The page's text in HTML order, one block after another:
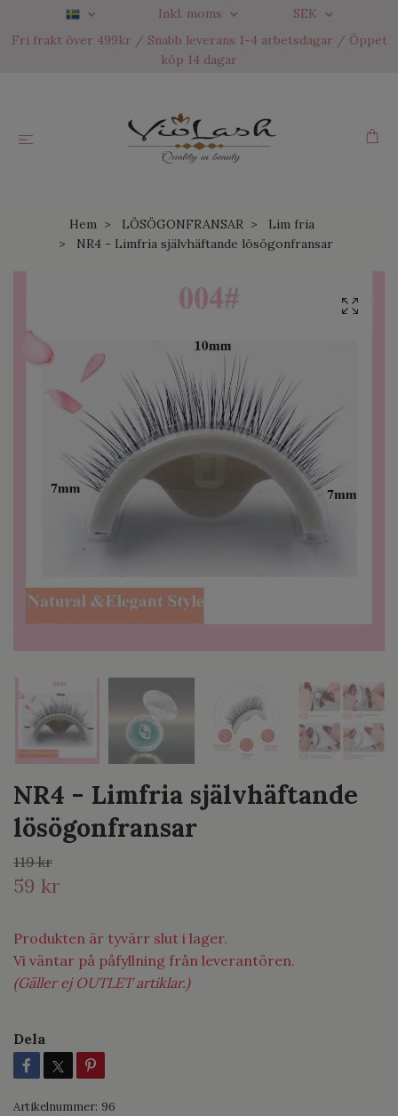
Inkl. moms
SEK
Fri frakt över 499kr / Snabb leverans 1-4 arbetsdagar / Öppet
köp 14 dagar
Hem LÖSÖGONFRANSAR
Lim fria
NR4 - Limfria självhäftande lösögonfransar
NR4 - Limfria självhäftande
lösögonfransar
119 kr
59 kr
Produkten är tyvärr slut i lager.
Vi väntar på påfyllning från leverantören.
(Gäller ej OUTLET artiklar.)
Dela
Artikelnummer: 96